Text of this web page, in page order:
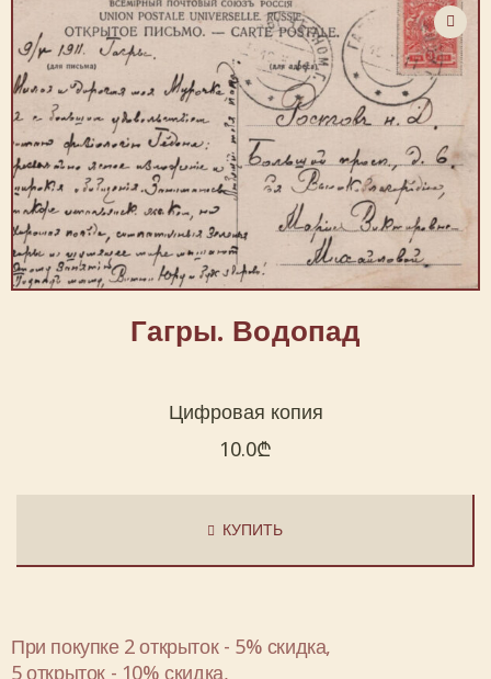
Гагры. Водопад
Цифровая копия
10.0₾
КУПИТЬ
При покупке 2 открыток - 5% скидка,
5 открыток - 10% скидка,